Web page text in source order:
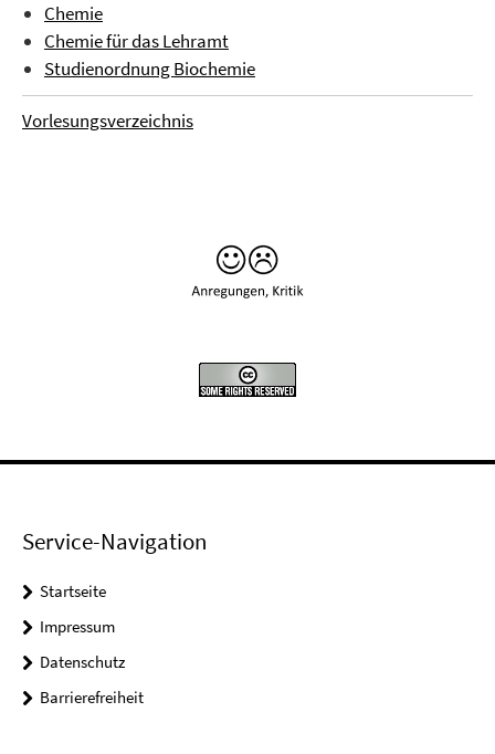
Chemie
Chemie für das Lehramt
Studienordnung Biochemie
Vorlesungsverzeichnis
Service-Navigation
Startseite
Impressum
Datenschutz
Barrierefreiheit